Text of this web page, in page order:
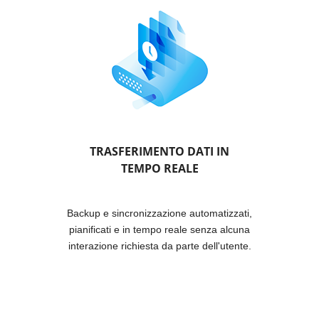
TRASFERIMENTO DATI IN
TEMPO REALE
Backup e sincronizzazione automatizzati,
pianificati e in tempo reale senza alcuna
interazione richiesta da parte dell'utente.